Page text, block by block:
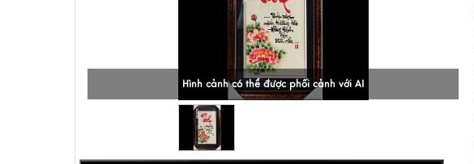
Hình cảnh có thể được phối cảnh với AI